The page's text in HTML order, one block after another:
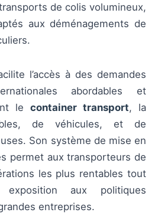
de colis volumineux,
aux déménagements de
l’accès à des demandes
abordables et
le container transport, la
de véhicules, et de
Son système de mise en
permet aux transporteurs de
les plus rentables tout
aux politiques
entreprises.